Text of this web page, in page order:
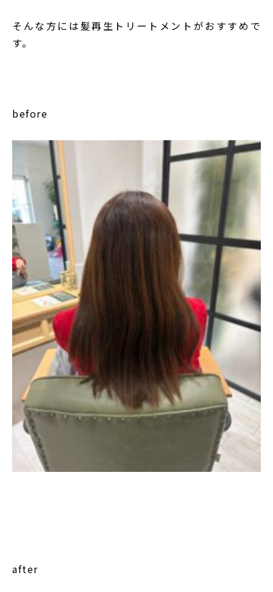
そんな方には髪再生トリートメントがおすすめで
す。
before
after